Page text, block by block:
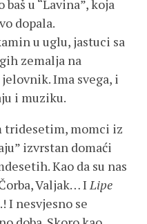
u “Lavina”, koja
dopala.
u uglu, jastuci sa
zemalja na
Ima svega, i
i muziku.
tridesetim, momci iz
izvrstan domaći
Kao da su nas
Valjak… ILipe
I nesvjesno se